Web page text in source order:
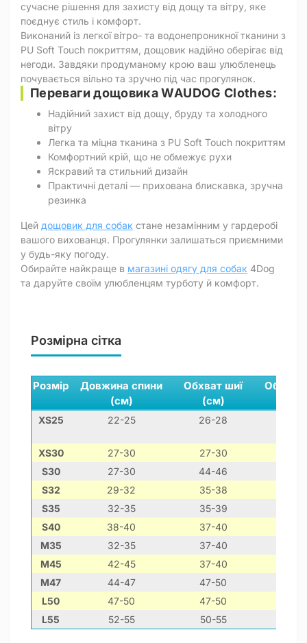
сучасне рішення для захисту від дощу та вітру, яке
поєднує стиль і комфорт.
Виконаний із легкої вітро- та водонепроникної тканини з
PU Soft Touch покриттям, дощовик надійно оберігає від
негоди. Завдяки продуманому крою ваш улюбленець
почувається вільно та зручно під час прогулянок.
Переваги дощовика WAUDOG Clothes:
Надійний захист від дощу, бруду та холодного
вітру
Легка та міцна тканина з PU Soft Touch покриттям
Комфортний крій, що не обмежує рухи
Яскравий та стильний дизайн
Практичні деталі — прихована блискавка, зручна
резинка
Цей дощовик для собак стане незамінним у гардеробі
вашого вихованця. Прогулянки залишаться приємними
у будь-яку погоду.
Обирайте найкраще в магазині одягу для собак 4Dog
та даруйте своїм улюбленцям турботу й комфорт.
Розмірна сітка
Розмір
Довжина спини
(см)
Обхват шиї
(см)
Об'єм
XS25 22-25 26-28
XS30 27-30 27-30
S30
27-30 44-46
S32
29-32 35-38
S35
32-35 35-39
S40
38-40 37-40
M35
32-35 37-40
M45
42-45 37-40
M47
44-47 47-50
L50
47-50 47-50
L55
52-55 50-55